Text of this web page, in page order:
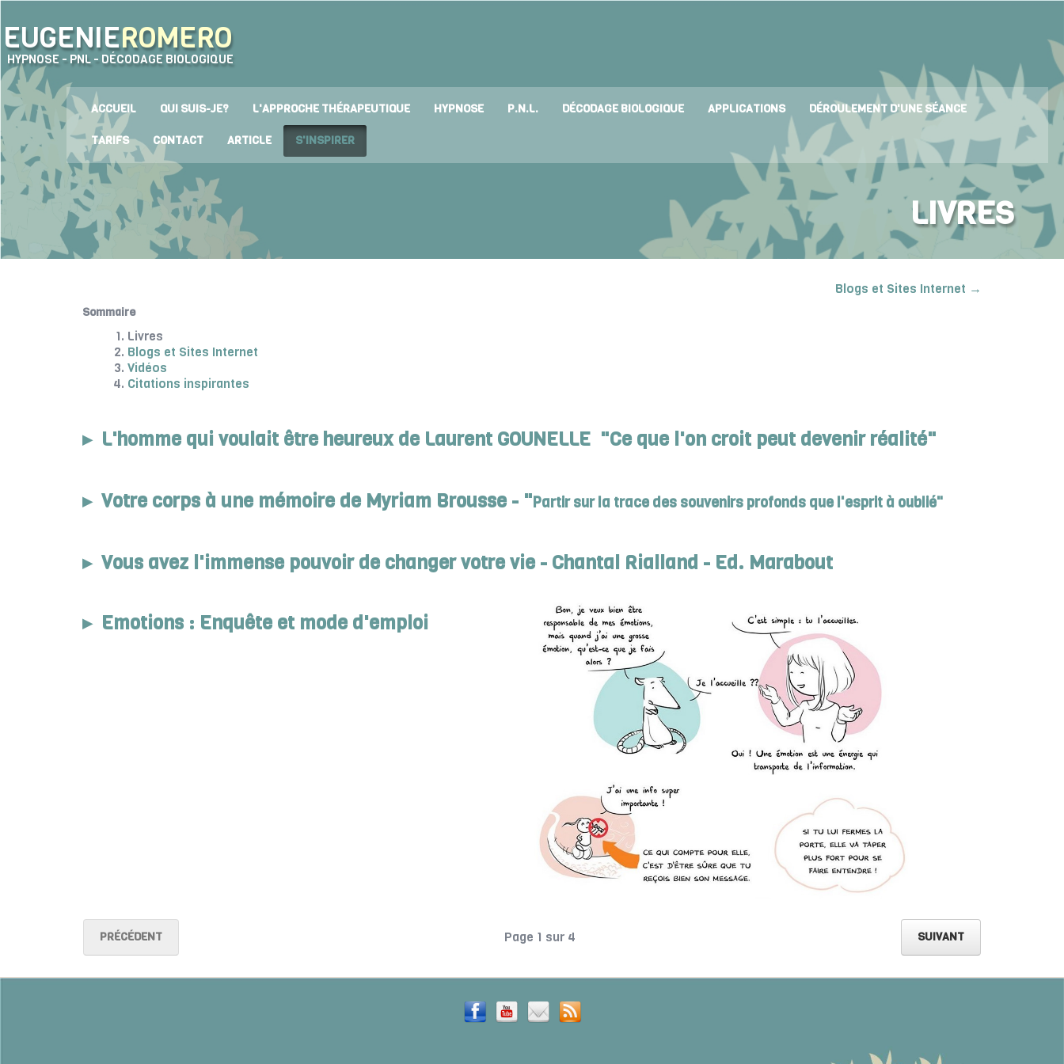
EUGENIEROMERO
HYPNOSE - PNL - DÉCODAGE BIOLOGIQUE
ACCUEIL QUI SUIS-JE? L'APPROCHE THÉRAPEUTIQUE HYPNOSE P.N.L. DÉCODAGE BIOLOGIQUE APPLICATIONS DÉROULEMENT D'UNE SÉANCE
TARIFS CONTACT ARTICLE S'INSPIRER
LIVRES
Blogs et Sites Internet →
Sommaire
Livres
Blogs et Sites Internet
Vidéos
Citations inspirantes
L'homme qui voulait être heureux de Laurent GOUNELLE "Ce que l'on croit peut devenir réalité"
Votre corps à une mémoire de Myriam Brousse - "Partir sur la trace des souvenirs profonds que l'esprit à oublié"
Vous avez l'immense pouvoir de changer votre vie - Chantal Rialland - Ed. Marabout
Emotions : Enquête et mode d'emploi
PRÉCÉDENT Page 1 sur 4 SUIVANT